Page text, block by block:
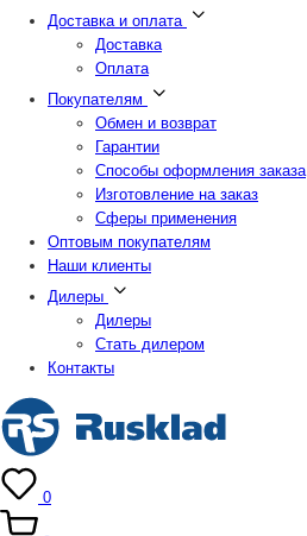
Доставка и оплата
Доставка
Оплата
Покупателям
Обмен и возврат
Гарантии
Способы оформления заказа
Изготовление на заказ
Сферы применения
Оптовым покупателям
Наши клиенты
Дилеры
Дилеры
Стать дилером
Контакты
0